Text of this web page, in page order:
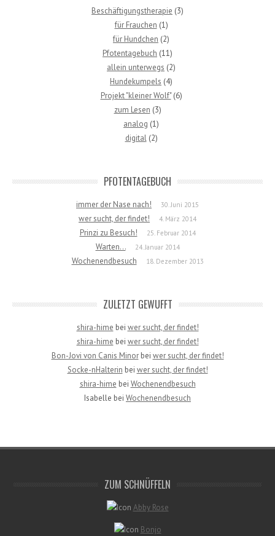
Beschäftigungstherapie (3)
für Frauchen (1)
für Hundchen (2)
Pfotentagebuch (11)
allein unterwegs (2)
Hundekumpels (4)
Projekt "kleiner Wolf"(6)
zum Lesen (3)
analog (1)
digital(2)
PFOTENTAGEBUCH
immer der Nase nach! 30. Juni 2015
wer sucht, der findet! 4. März 2014
Prinzi zu Besuch! 25. Februar 2014
Warten… 24. Januar 2014
Wochenendbesuch 18. Dezember 2013
ZULETZT GEWUFFT
shira-hime bei wer sucht, der findet!
shira-hime bei wer sucht, der findet!
Bon-Jovi von Canis Minorbei wer sucht, der findet!
Socke-nHalterin bei wer sucht, der findet!
shira-hime bei Wochenendbesuch
Isabelle bei Wochenendbesuch
ZUM SCHNÜFFELN
Abby Rose
Bonjo